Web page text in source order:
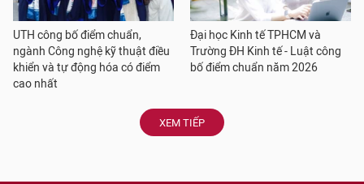
UTH công bố điểm chuẩn,
ngành Công nghệ kỹ thuật điều
khiển và tự động hóa có điểm
cao nhất
Đại học Kinh tế TPHCM và
Trường ĐH Kinh tế - Luật công
bố điểm chuẩn năm 2026
XEM TIẾP